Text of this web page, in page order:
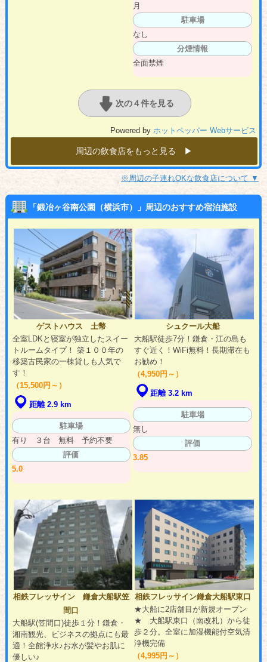
月
駐車場
なし
分煙情報
全面禁煙
次の４件を見る
Powered by ホットペッパー Webサービス
周辺の飲食店をもっと見る ▶︎
※周辺の子連れOKな飲食店について ▼
「鍛冶ヶ谷南公園（横浜市）」周辺のおすすめ宿泊施設
ゲストハウス 土幣
全室LDKと寝室が独立したスイー
トルームタイプ！ 築１００年の
移築古民家の一棟貸しも人気で
す！
（15,500円～）
距離 2.9 km
駐車場
有り ３台 無料 予約不要
評価
5.0
シュクール大船
大船駅徒歩7分！鎌倉・江の島も
すぐ近く！WiFi無料！長期滞在も
お勧め！
（4,950円～）
距離 3.2 km
駐車場
無し
評価
3.85
相鉄フレッサイン 鎌倉大船駅笠
間口
大船駅(笠間口)徒歩１分！鎌倉・
湘南観光、ビジネスの拠点にも最
適！全館浄水♪お水が髪やお肌に
優しい♪
相鉄フレッサイン鎌倉大船駅東口
★大船に2店舗目が新規オープン
★ 大船駅東口（南改札）から徒
歩２分。全室に加湿機能付空気清
浄機完備
（4,995円～）